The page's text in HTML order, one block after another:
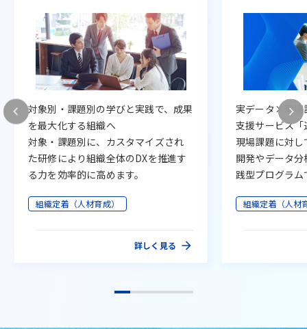
対象別・課題別の学びと実践で、成果
を最大化する組織へ
対象・課題別に、カスタマイズされ
た研修により組織全体のDXを推進す
る力を効率的に高めます。
組織定着（人材育成）
詳しく見る
実データ×現場
支援サービス
現場課題に対
開発やデータ
践型プログラム
組織定着（人材